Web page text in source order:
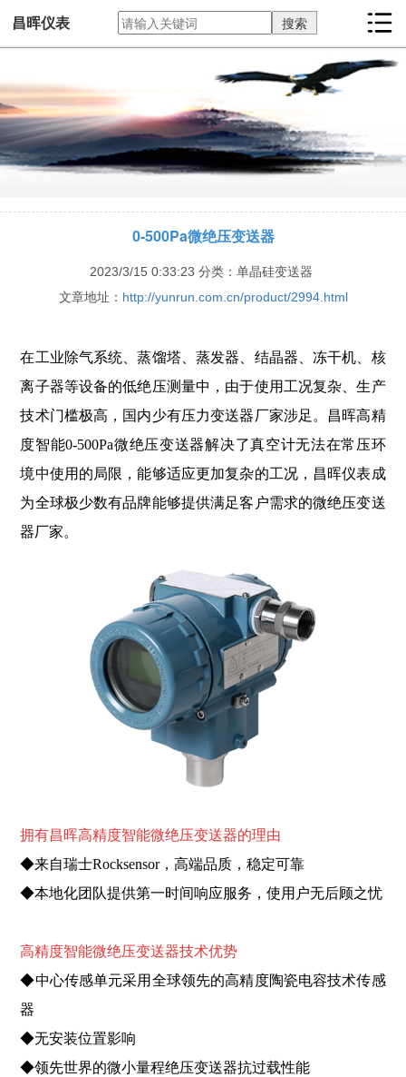
昌晖仪表
0-500Pa微绝压变送器
2023/3/15 0:33:23 分类：单晶硅变送器
文章地址： http://yunrun.com.cn/product/2994.html
在工业除气系统、蒸馏塔、蒸发器、结晶器、冻干机、核
离子器等设备的低绝压测量中，由于使用工况复杂、生产
技术门槛极高，国内少有压力变送器厂家涉足。昌晖高精
度智能0-500Pa微绝压变送器解决了真空计无法在常压环
境中使用的局限，能够适应更加复杂的工况，昌晖仪表成
为全球极少数有品牌能够提供满足客户需求的微绝压变送
器厂家。
拥有昌晖高精度智能微绝压变送器的理由
◆来自瑞士Rocksensor，高端品质，稳定可靠
◆本地化团队提供第一时间响应服务，使用户无后顾之忧
高精度智能微绝压变送器技术优势
◆中心传感单元采用全球领先的高精度陶瓷电容技术传感
器
◆无安装位置影响
◆领先世界的微小量程绝压变送器抗过载性能